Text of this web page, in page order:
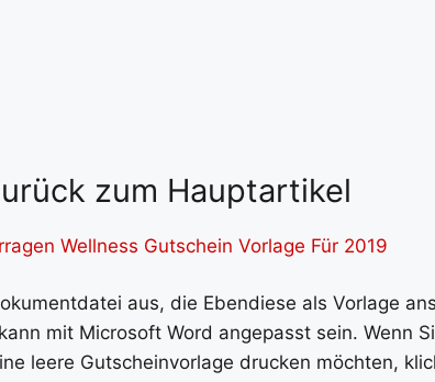
zum Hauptartikel
Wellness Gutschein Vorlage Für 2019
aus, die Ebendiese als Vorlage
mit Microsoft Word angepasst sein. Wenn
leere Gutscheinvorlage drucken möchten,